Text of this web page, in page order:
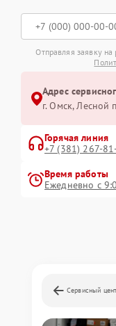
Отправляя заявку
Адрес
г. Омск, ​Лесной
Горячая линия
+7 (381) 267-
Время работы
Ежедневно с
Сервисный